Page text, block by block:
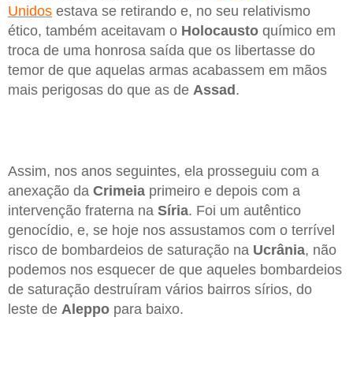
Unidos estava se retirando e, no seu relativismo
ético, também aceitavam o Holocausto químico em
troca de uma honrosa saída que os libertasse do
temor de que aquelas armas acabassem em mãos
mais perigosas do que as de Assad.
Assim, nos anos seguintes, ela prosseguiu com a
anexação da Crimeia primeiro e depois com a
intervenção fraterna na Síria. Foi um autêntico
genocídio, e, se hoje nos assustamos com o terrível
risco de bombardeios de saturação na Ucrânia, não
podemos nos esquecer de que aqueles bombardeios
de saturação destruíram vários bairros sírios, do
leste de Aleppo para baixo.